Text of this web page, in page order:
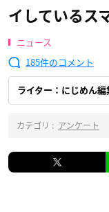
イしているス
ニュース
185
ライター：にじめん編
カテゴリ : アンケート